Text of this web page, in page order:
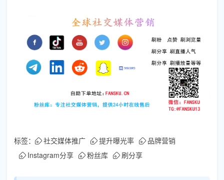
标签： 社交媒体推广 提升曝光率
品牌营销
Instagram分享
粉丝库 刷分享